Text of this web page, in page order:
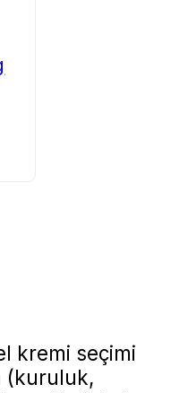
kremi seçimi
(kuruluk,